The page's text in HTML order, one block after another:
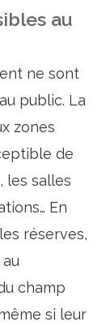
au
ne sont
public. La
zones
de
les salles
En
réserves,
champ
si leur